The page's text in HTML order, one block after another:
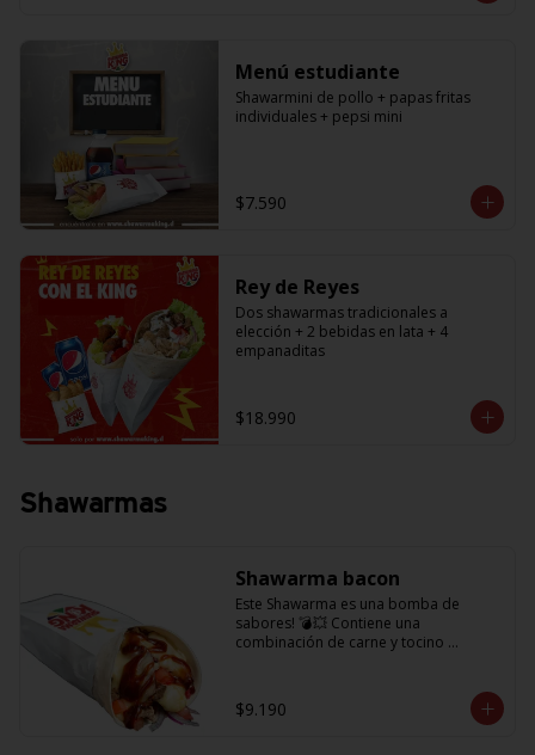
Menú estudiante
Shawarmini de pollo + papas fritas
individuales + pepsi mini
$7.590
Rey de Reyes
Dos shawarmas tradicionales a
elección + 2 bebidas en lata + 4
empanaditas
$18.990
Shawarmas
Shawarma bacon
Este Shawarma es una bomba de
sabores! 💣💥 Contiene una
combinación de carne y tocino
salsa BBQ
$9.190